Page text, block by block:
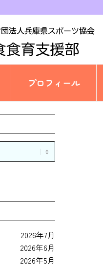
プロフィール
テ
2026年7月
2026年6月
2026年5月